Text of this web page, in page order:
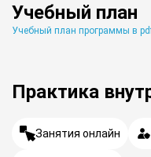
Учебный план
Учебный план программы в
Практика
Занятия онлайн